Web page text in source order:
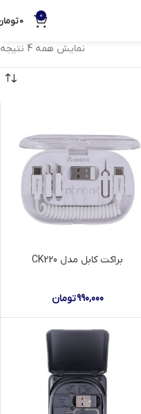
0
0
نمایش همه 4 نتیجه
براکت کابل مدل CK220
990,000تومان